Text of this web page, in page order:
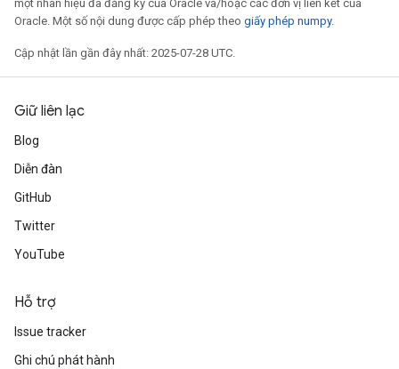
một nhãn hiệu đã đăng ký của Oracle và/hoặc các đơn vị liên kết của
Oracle. Một số nội dung được cấp phép theo giấy phép numpy.
Cập nhật lần gần đây nhất: 2025-07-28 UTC.
Giữ liên lạc
Blog
Diễn đàn
GitHub
Twitter
YouTube
Hỗ trợ
Issue tracker
Ghi chú phát hành